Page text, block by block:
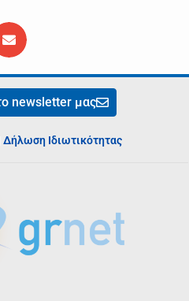
newsletter μας
Δήλωση Ιδιωτικότητας